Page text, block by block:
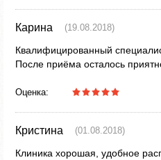
Карина (19.08.2018)
Квалифицированный
После приёма осталось
Оценка:
Кристина (01.08.2018)
Клиника хорошая, удобное